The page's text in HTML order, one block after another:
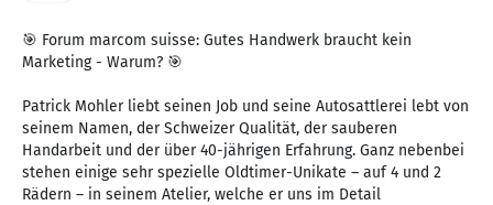
🎯 Forum marcom suisse: Gutes Handwerk braucht kein
Marketing - Warum? 🎯
Patrick Mohler liebt seinen Job und seine Autosattlerei lebt von
seinem Namen, der Schweizer Qualität, der sauberen
Handarbeit und der über 40-jährigen Erfahrung. Ganz nebenbei
stehen einige sehr spezielle Oldtimer-Unikate – auf 4 und 2
Rädern – in seinem Atelier, welche er uns im Detail